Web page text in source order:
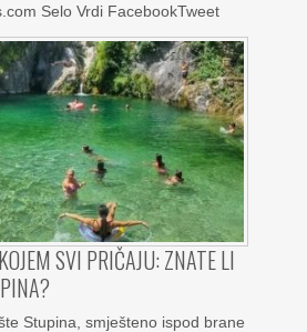
Selo Vrdi FacebookTweet
SVI PRIČAJU: ZNATE LI
Stupina, smješteno ispod brane